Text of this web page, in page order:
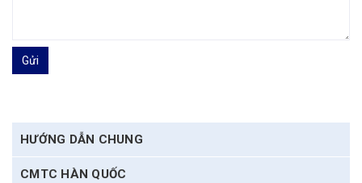
Gửi
HƯỚNG DẪN CHUNG
CMTC HÀN QUỐC